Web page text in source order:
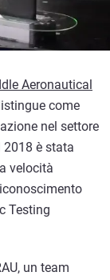
Aeronautical
come
nel settore
2018 è stata
velocità
Testing
un team